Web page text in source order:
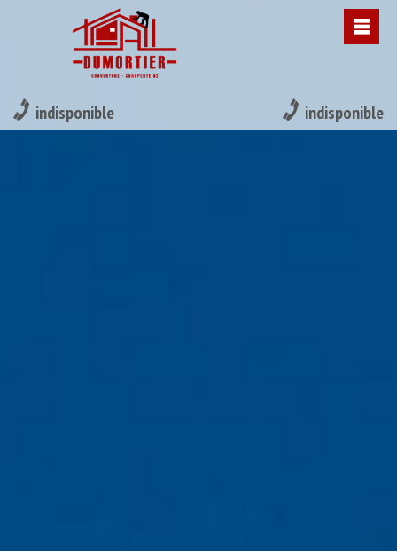
indisponible indisponible